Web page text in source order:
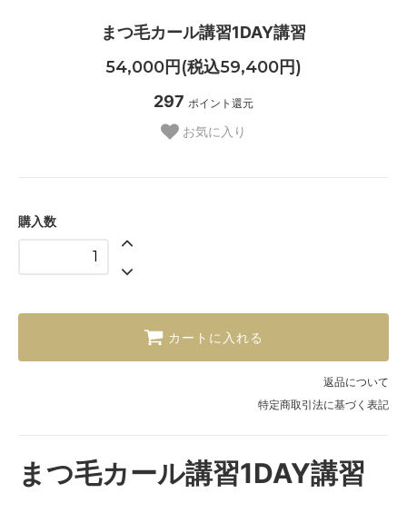
まつ毛カール講習1DAY講習
54,000円(税込59,400円)
297 ポイント還元
お気に入り
購入数
カートに入れる
返品について
特定商取引法に基づく表記
まつ毛カール講習1DAY講習